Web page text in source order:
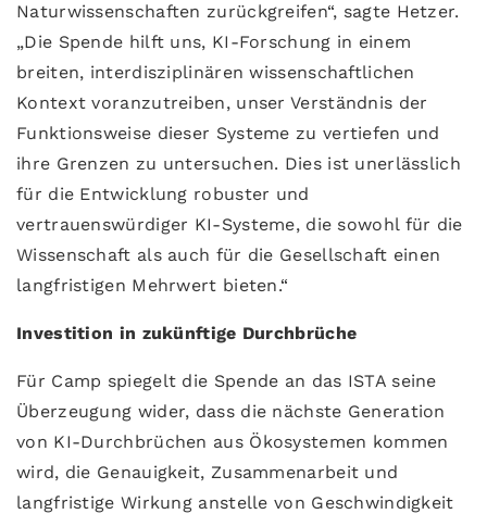
Naturwissenschaften zurückgreifen“, sagte Hetzer.
„Die Spende hilft uns, KI-Forschung in einem
breiten, interdisziplinären wissenschaftlichen
Kontext voranzutreiben, unser Verständnis der
Funktionsweise dieser Systeme zu vertiefen und
ihre Grenzen zu untersuchen. Dies ist unerlässlich
für die Entwicklung robuster und
vertrauenswürdiger KI-Systeme, die sowohl für die
Wissenschaft als auch für die Gesellschaft einen
langfristigen Mehrwert bieten.“
Investition in zukünftige Durchbrüche
Für Camp spiegelt die Spende an das ISTA seine
Überzeugung wider, dass die nächste Generation
von KI-Durchbrüchen aus Ökosystemen kommen
wird, die Genauigkeit, Zusammenarbeit und
langfristige Wirkung anstelle von Geschwindigkeit